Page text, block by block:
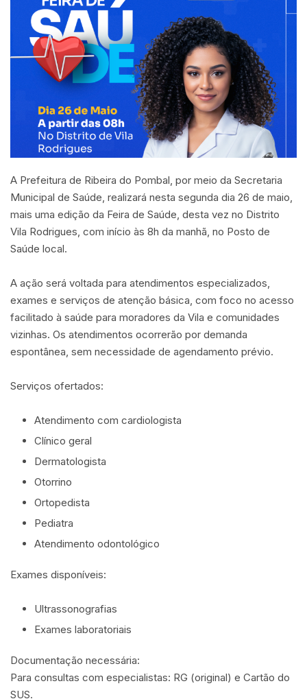
A Prefeitura de Ribeira do Pombal, por meio da Secretaria
Municipal de Saúde, realizará nesta segunda dia 26 de maio,
mais uma edição da Feira de Saúde, desta vez no Distrito
Vila Rodrigues, com início às 8h da manhã, no Posto de
Saúde local.
A ação será voltada para atendimentos especializados,
exames e serviços de atenção básica, com foco no acesso
facilitado à saúde para moradores da Vila e comunidades
vizinhas. Os atendimentos ocorrerão por demanda
espontânea, sem necessidade de agendamento prévio.
Serviços ofertados:
Atendimento com cardiologista
Clínico geral
Dermatologista
Otorrino
Ortopedista
Pediatra
Atendimento odontológico
Exames disponíveis:
Ultrassonografias
Exames laboratoriais
Documentação necessária:
Para consultas com especialistas: RG (original) e Cartão do
SUS.